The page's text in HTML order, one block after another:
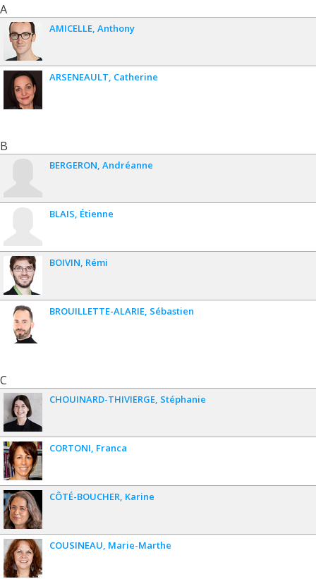
A
AMICELLE Anthony
ARSENEAULT Catherine
B
BERGERON Andréanne
BLAIS Étienne
BOIVIN Rémi
BROUILLETTE-ALARIE Sébastien
C
CHOUINARD-THIVIERGE Stéphanie
CORTONI Franca
CÔTÉ-BOUCHER Karine
COUSINEAU Marie-Marthe